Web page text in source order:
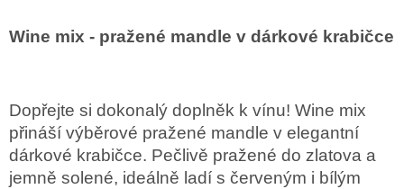
Wine mix - pražené mandle v dárkové krabičce
Dopřejte si dokonalý doplněk k vínu! Wine mix
přináší výběrové pražené mandle v elegantní
dárkové krabičce. Pečlivě pražené do zlatova a
jemně solené, ideálně ladí s červeným i bílým